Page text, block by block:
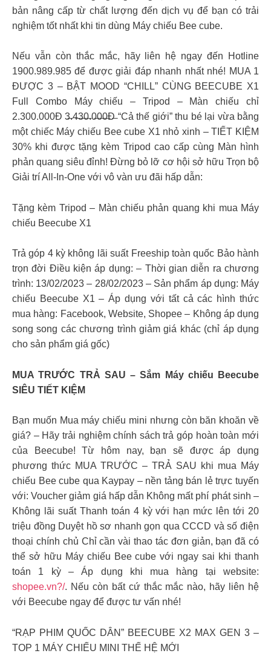
bản nâng cấp từ chất lượng đến dịch vụ để bạn có trải
nghiệm tốt nhất khi tin dùng Máy chiếu Bee cube.
Nếu vẫn còn thắc mắc, hãy liên hệ ngay đến Hotline
1900.989.985 để được giải đáp nhanh nhất nhé! MUA 1
ĐƯỢC 3 – BẬT MOOD “CHILL” CÙNG BEECUBE X1
Full Combo Máy chiếu – Tripod – Màn chiếu chỉ
2.300.000Đ 3̶.4̶3̶0̶.0̶0̶0̶Đ̶ “Cả thế giới” thu bé lại vừa bằng
một chiếc Máy chiếu Bee cube X1 nhỏ xinh – TIẾT KIỆM
30% khi được tặng kèm Tripod cao cấp cùng Màn hình
phản quang siêu đỉnh! Đừng bỏ lỡ cơ hội sở hữu Trọn bộ
Giải trí All-In-One với vô vàn ưu đãi hấp dẫn:
Tặng kèm Tripod – Màn chiếu phản quang khi mua Máy
chiếu Beecube X1
Trả góp 4 kỳ không lãi suất Freeship toàn quốc Bảo hành
trọn đời Điều kiện áp dụng: – Thời gian diễn ra chương
trình: 13/02/2023 – 28/02/2023 – Sản phẩm áp dụng: Máy
chiếu Beecube X1 – Áp dụng với tất cả các hình thức
mua hàng: Facebook, Website, Shopee – Không áp dụng
song song các chương trình giảm giá khác (chỉ áp dụng
cho sản phẩm giá gốc)
MUA TRƯỚC TRẢ SAU – Sắm Máy chiếu Beecube
SIÊU TIẾT KIỆM
Bạn muốn Mua máy chiếu mini nhưng còn băn khoăn về
giá? – Hãy trải nghiệm chính sách trả góp hoàn toàn mới
của Beecube! Từ hôm nay, bạn sẽ được áp dụng
phương thức MUA TRƯỚC – TRẢ SAU khi mua Máy
chiếu Bee cube qua Kaypay – nền tảng bán lẻ trực tuyến
với: Voucher giảm giá hấp dẫn Không mất phí phát sinh –
Không lãi suất Thanh toán 4 kỳ với hạn mức lên tới 20
triệu đồng Duyệt hồ sơ nhanh gọn qua CCCD và số điện
thoại chính chủ Chỉ cần vài thao tác đơn giản, bạn đã có
thể sở hữu Máy chiếu Bee cube với ngay sai khi thanh
toán 1 kỳ – Áp dụng khi mua hàng tại website:
shopee.vn?/. Nếu còn bất cứ thắc mắc nào, hãy liên hệ
với Beecube ngay để được tư vấn nhé!
“RẠP PHIM QUỐC DÂN” BEECUBE X2 MAX GEN 3 –
TOP 1 MÁY CHIẾU MINI THẾ HỆ MỚI